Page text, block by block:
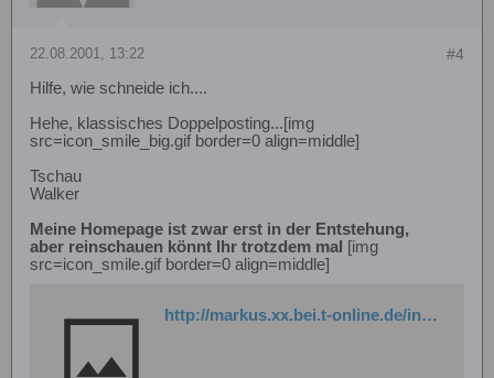
#4
22.08.2001, 13:22
Hilfe, wie schneide ich....
Hehe, klassisches Doppelposting...[img
src=icon_smile_big.gif border=0 align=middle]
Tschau
Walker
Meine Homepage ist zwar erst in der Entstehung,
aber reinschauen könnt Ihr trotzdem mal
[img
src=icon_smile.gif border=0 align=middle]
http://markus.xx.bei.t-online.de/index.html